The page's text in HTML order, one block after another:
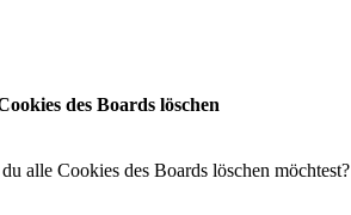
des Boards löschen
alle Cookies des Boards löschen möchtest?